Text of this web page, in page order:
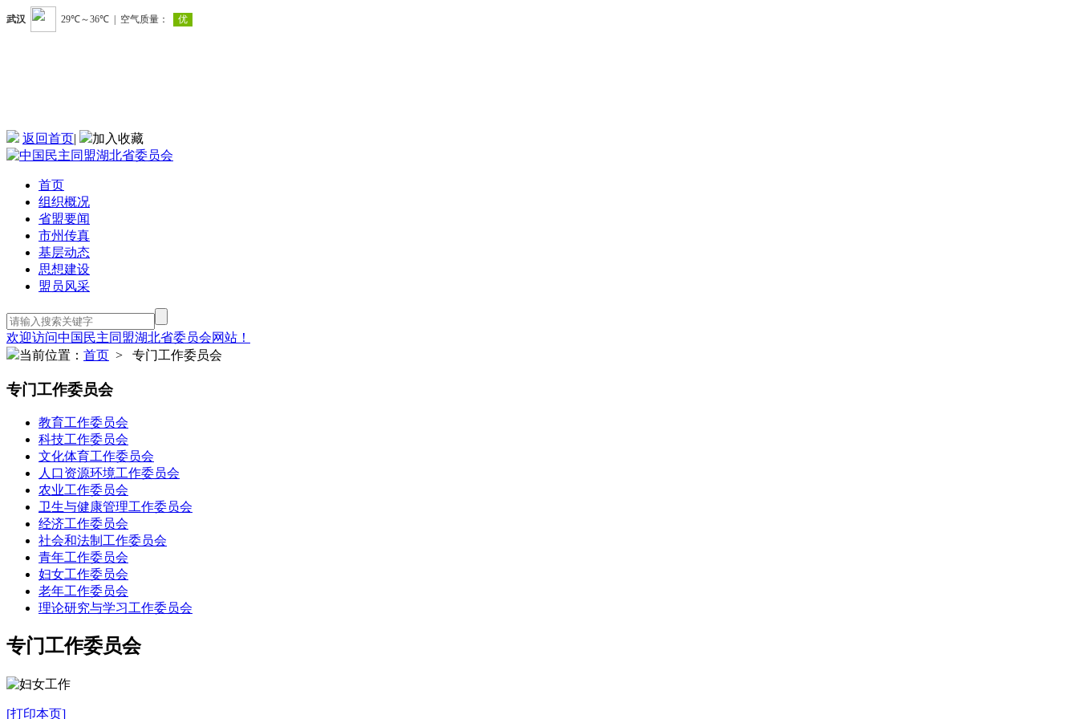
返回首页| 加入收藏
首页
组织概况
省盟要闻
市州传真
基层动态
思想建设
盟员风采
欢迎访问中国民主同盟湖北省委员会网站！
当前位置： 首页 > 专门工作委员会
专门工作委员会
教育工作委员会
科技工作委员会
文化体育工作委员会
人口资源环境工作委员会
农业工作委员会
卫生与健康管理工作委员会
经济工作委员会
社会和法制工作委员会
青年工作委员会
妇女工作委员会
老年工作委员会
理论研究与学习工作委员会
专门工作委员会
[打印本页]